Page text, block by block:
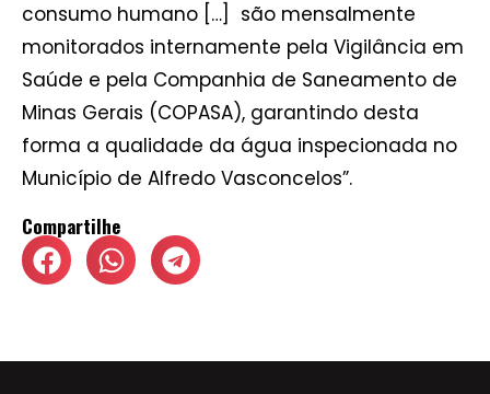
consumo humano […] são mensalmente
monitorados internamente pela Vigilância em
Saúde e pela Companhia de Saneamento de
Minas Gerais (COPASA), garantindo desta
forma a qualidade da água inspecionada no
Município de Alfredo Vasconcelos”.
Compartilhe